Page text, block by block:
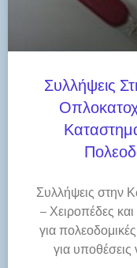
Συλλήψεις
Συλλήψεις στην
– Χειροπέδες
για
για